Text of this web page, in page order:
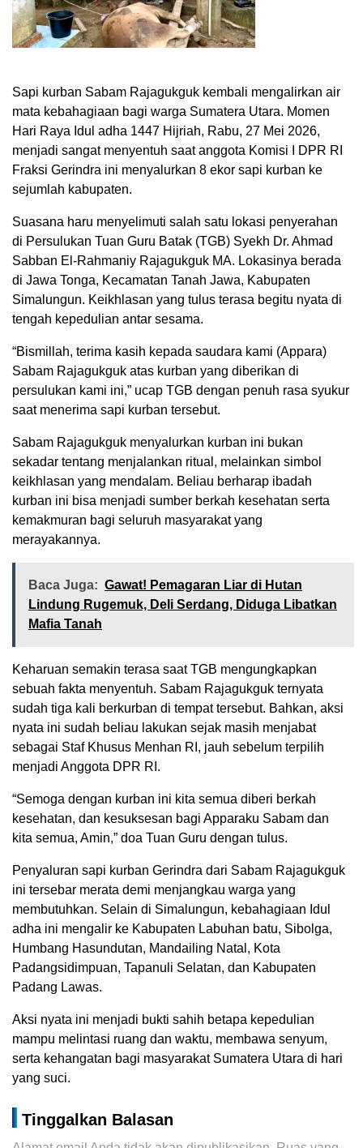
Sapi kurban Sabam Rajagukguk kembali mengalirkan air
mata kebahagiaan bagi warga Sumatera Utara. Momen
Hari Raya Idul adha 1447 Hijriah, Rabu, 27 Mei 2026,
menjadi sangat menyentuh saat anggota Komisi I DPR RI
Fraksi Gerindra ini menyalurkan 8 ekor sapi kurban ke
sejumlah kabupaten.
Suasana haru menyelimuti salah satu lokasi penyerahan
di Persulukan Tuan Guru Batak (TGB) Syekh Dr. Ahmad
Sabban El-Rahmaniy Rajagukguk MA. Lokasinya berada
di Jawa Tonga, Kecamatan Tanah Jawa, Kabupaten
Simalungun. Keikhlasan yang tulus terasa begitu nyata di
tengah kepedulian antar sesama.
“Bismillah, terima kasih kepada saudara kami (Appara)
Sabam Rajagukguk atas kurban yang diberikan di
persulukan kami ini,” ucap TGB dengan penuh rasa syukur
saat menerima sapi kurban tersebut.
Sabam Rajagukguk menyalurkan kurban ini bukan
sekadar tentang menjalankan ritual, melainkan simbol
keikhlasan yang mendalam. Beliau berharap ibadah
kurban ini bisa menjadi sumber berkah kesehatan serta
kemakmuran bagi seluruh masyarakat yang
merayakannya.
Baca Juga: Gawat! Pemagaran Liar di Hutan
Lindung Rugemuk, Deli Serdang, Diduga Libatkan
Mafia Tanah
Keharuan semakin terasa saat TGB mengungkapkan
sebuah fakta menyentuh. Sabam Rajagukguk ternyata
sudah tiga kali berkurban di tempat tersebut. Bahkan, aksi
nyata ini sudah beliau lakukan sejak masih menjabat
sebagai Staf Khusus Menhan RI, jauh sebelum terpilih
menjadi Anggota DPR RI.
“Semoga dengan kurban ini kita semua diberi berkah
kesehatan, dan kesuksesan bagi Apparaku Sabam dan
kita semua, Amin,” doa Tuan Guru dengan tulus.
Penyaluran sapi kurban Gerindra dari Sabam Rajagukguk
ini tersebar merata demi menjangkau warga yang
membutuhkan. Selain di Simalungun, kebahagiaan Idul
adha ini mengalir ke Kabupaten Labuhan batu, Sibolga,
Humbang Hasundutan, Mandailing Natal, Kota
Padangsidimpuan, Tapanuli Selatan, dan Kabupaten
Padang Lawas.
Aksi nyata ini menjadi bukti sahih betapa kepedulian
mampu melintasi ruang dan waktu, membawa senyum,
serta kehangatan bagi masyarakat Sumatera Utara di hari
yang suci.
Tinggalkan Balasan